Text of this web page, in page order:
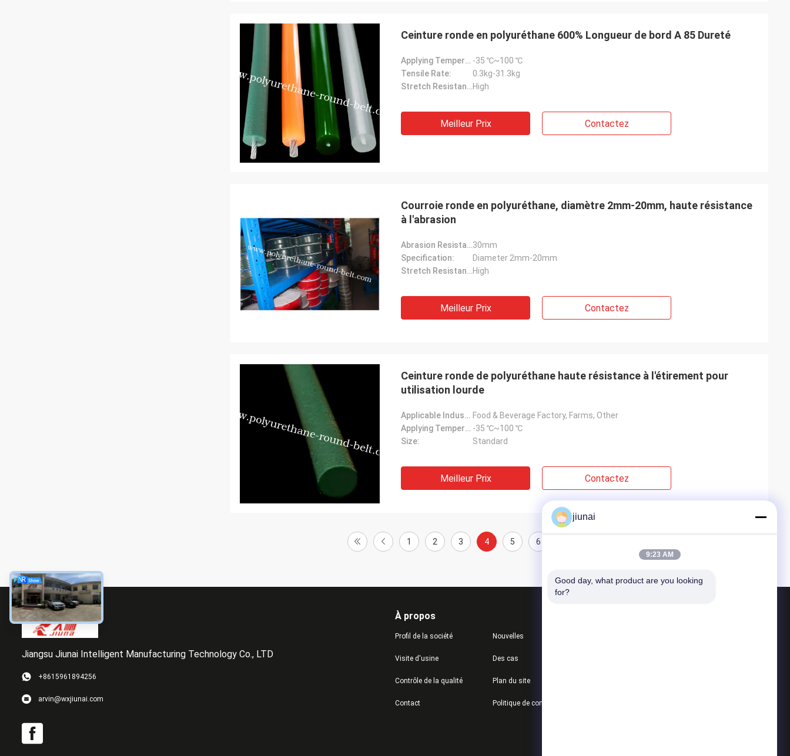
Ceinture ronde en polyuréthane 600% Longueur de bord A 85 Dureté
Applying Temperature: -35 ℃~100 ℃
Tensile Rate:
0.3kg-31.3kg
Stretch Resistance:High
Meilleur Prix Contactez
Courroie ronde en polyuréthane, diamètre 2mm-20mm, haute résistance
à l'abrasion
Abrasion Resistant:30mm
Specification:
Diameter 2mm-20mm
Stretch Resistance:High
Meilleur Prix Contactez
Ceinture ronde de polyuréthane haute résistance à l'étirement pour
utilisation lourde
Applicable Industries: Food & Beverage Factory, Farms, Other
Applying Temperature: -35 ℃~100 ℃
Size:
Standard
Meilleur Prix Contactez
1 2 3 4 5 6
Jiangsu Jiunai Intelligent Manufacturing Technology Co., LTD
+8615961894256
arvin@wxjiunai.com
À propos
Profil de la société
Visite d'usine
Contrôle de la qualité
Contact
Nouvelles
Des cas
Plan du site
jiunai
9:23 AM
Good day, what product are you looking
for?